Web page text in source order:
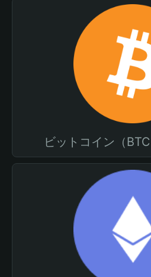
ビットコイン（